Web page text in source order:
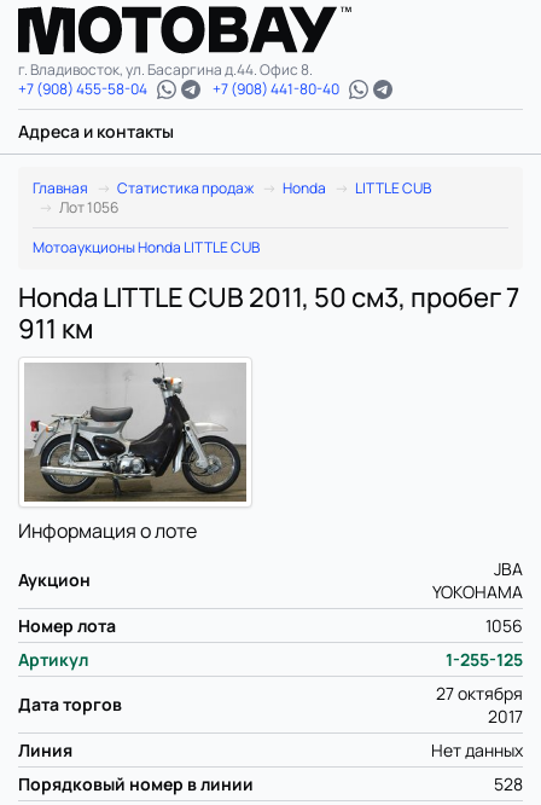
г. Владивосток, ул. Басаргина д.44. Офис 8.
+7 (908) 455-58-04
+7 (908) 441-80-40
Адреса и контакты
Главная Статистика продаж Honda
LITTLE CUB
Лот 1056
Мотоаукционы Honda LITTLE CUB
Honda LITTLE CUB 2011, 50 см3, пробег 7
911 км
Информация о лоте
Аукцион
JBA
YOKOHAMA
Номер лота
1056
Артикул
1-255-125
Дата торгов
27 октября
2017
Линия
Нет данных
Порядковый номер в линии
528